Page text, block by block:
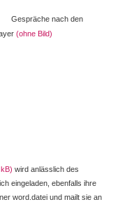
Gespräche nach den
(ohne Bild)
wird anlässlich des
eingeladen, ebenfalls ihre
word.datei und mailt sie an